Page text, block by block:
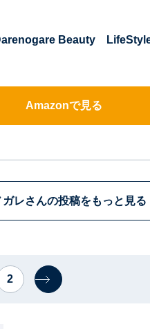
Beauty
Amazonで見る
ガレさんの投稿をもっと見る
2